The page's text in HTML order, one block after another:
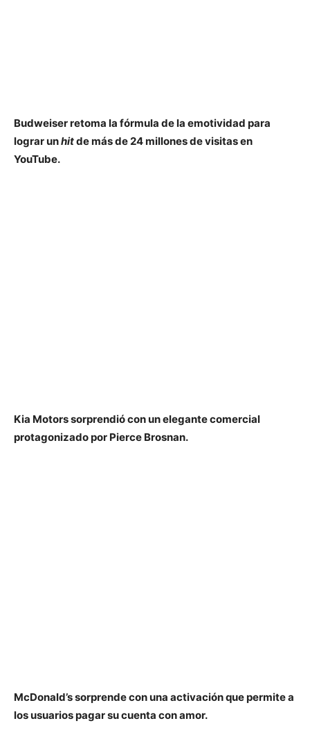
Budweiser retoma la fórmula de la emotividad para
lograr unhitde más de 24 millones de visitas en
YouTube.
Kia Motors sorprendió con un elegante comercial
protagonizado por Pierce Brosnan.
McDonald’s sorprende con una activación que permite a
los usuarios pagar su cuenta con amor.